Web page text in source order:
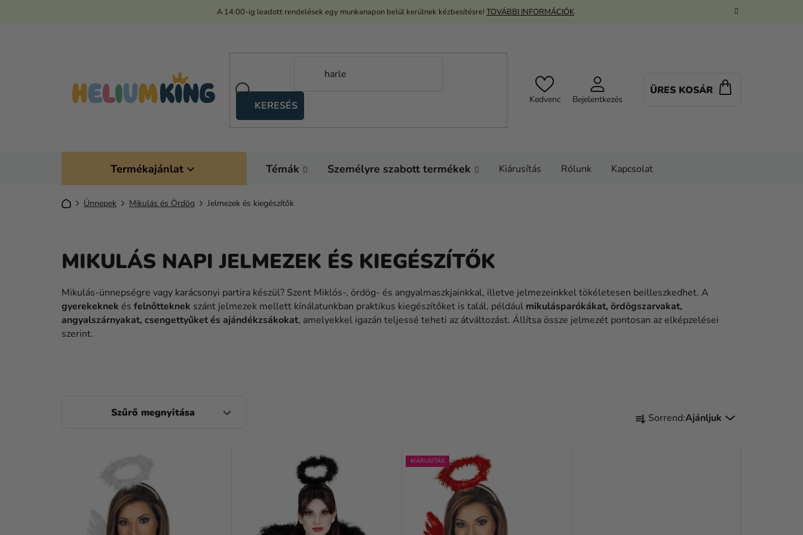
A 14:00-ig leadott rendelések egy munkanapon belül kerülnek kézbesítésre! TOVÁBBI INFORMÁCIÓK
KERESÉS Kedvenc Bejelentkezés
ÜRES KOSÁR
Termékajánlat Témák Személyre szabott termékek Kiárusítás Rólunk Kapcsolat
KezdőlapÜnnepek Mikulás és Ördög Jelmezek és kiegészítők
MIKULÁS NAPI JELMEZEK ÉS KIEGÉSZÍTŐK
Mikulás-ünnepségre vagy karácsonyi partira készül? Szent Miklós-, ördög- és angyalmaszkjainkkal, illetve jelmezeinkkel tökéletesen beilleszkedhet. A
gyerekeknek és felnőtteknek szánt jelmezek mellett kínálatunkban praktikus kiegészítőket is talál, például mikulásparókákat, ördögszarvakat,
angyalszárnyakat, csengettyűket és ajándékzsákokat, amelyekkel igazán teljessé teheti az átváltozást. Állítsa össze jelmezét pontosan az elképzelései
szerint.
T Sorrend:Ajánljuk
KIÁRUSÍTÁS